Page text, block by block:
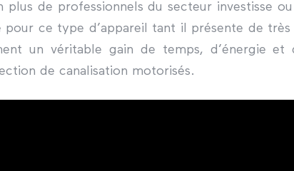
plus de professionnels du secteur investisse
ce type d’appareil tant il présente de très
un véritable gain de temps, d’énergie et
de canalisation motorisés.